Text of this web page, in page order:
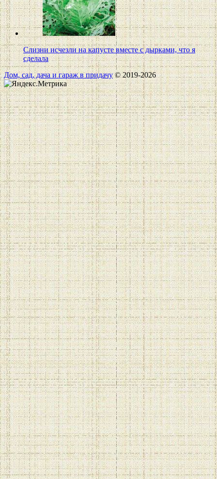
Слизни исчезли на капусте вместе с дырками, что я
сделала
Дом, сад, дача и гараж в придачу© 2019-2026